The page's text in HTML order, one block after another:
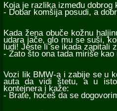
Koja je razlika između
- Dobar komšija posudi, a
Kada žena obuče kožnu
udara jače, glo mu se suši,
ludi! Jeste li se ikada zapitali
- Zato što ona tada miriše kao
Vozi lik BMW-a i zabije se u
auta da vidi štetu, a u
kontejnera i kaže:
- Brate, hoćeš da se